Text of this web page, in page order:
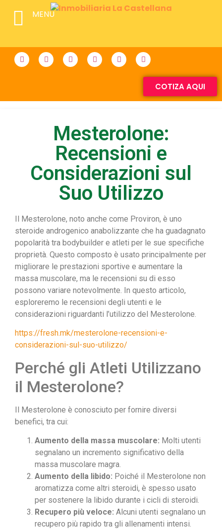
COTIZA AQUI
Mesterolone:
Recensioni e
Considerazioni sul
Suo Utilizzo
Il Mesterolone, noto anche come Proviron, è uno
steroide androgenico anabolizzante che ha guadagnato
popolarità tra bodybuilder e atleti per le sue specifiche
proprietà. Questo composto è usato principalmente per
migliorare le prestazioni sportive e aumentare la
massa muscolare, ma le recensioni su di esso
possono variare notevolmente. In questo articolo,
esploreremo le recensioni degli utenti e le
considerazioni riguardanti l’utilizzo del Mesterolone.
https://fresh.mk/mesterolone-recensioni-e-
considerazioni-sul-suo-utilizzo/
Perché gli Atleti Utilizzano
il Mesterolone?
Il Mesterolone è conosciuto per fornire diversi
benefici, tra cui:
Aumento della massa muscolare: Molti utenti
segnalano un incremento significativo della
massa muscolare magra.
Aumento della libido: Poiché il Mesterolone non
aromatizza come altri steroidi, è spesso usato
per sostenere la libido durante i cicli di steroidi.
Recupero più veloce: Alcuni utenti segnalano un
recupero più rapido tra gli allenamenti intensi.
MENU